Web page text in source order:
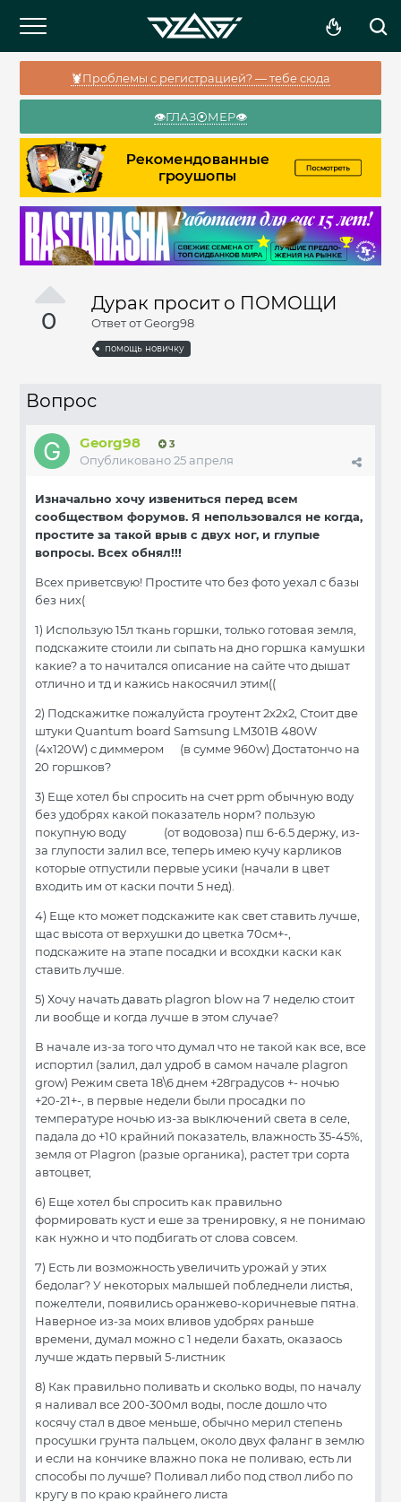
🦞Проблемы с регистрацией? — тебе сюда
👁️ГЛАЗ⦿МЕР👁️
0
Дурак просит о ПОМОЩИ
Ответ отGeorg98
помощь новичку
Вопрос
Georg98 3
Опубликовано25 апреля
Изначально хочу извениться перед всем
сообществом форумов. Я непользовался не когда,
простите за такой врыв с двух ног, и глупые
вопросы. Всех обнял!!!
Всех приветсвую! Простите что без фото уехал с базы
без них(
1) Использую 15л ткань горшки, только готовая земля,
подскажите стоили ли сыпать на дно горшка камушки
какие? а то начитался описание на сайте что дышат
отлично и тд и кажись накосячил этим((
2) Подскажитке пожалуйста гроутент 2х2х2, Стоит две
штуки Quantum board Samsung LM301B 480W
(4x120W) с диммером (в сумме 960w) Достатончо на
20 горшков?
3) Еще хотел бы спросить на счет ppm обычную воду
без удобрях какой показатель норм? пользую
покупную воду (от водовоза) пш 6-6.5 держу, из-
за глупости залил все, теперь имею кучу карликов
которые отпустили первые усики (начали в цвет
входить им от каски почти 5 нед).
4) Еще кто может подскажите как свет ставить лучше,
щас высота от верхушки до цветка 70см+-,
подскажите на этапе посадки и всохдки каски как
ставить лучше.
5) Хочу начать давать plagron blow на 7 неделю стоит
ли вообще и когда лучше в этом случае?
В начале из-за того что думал что не такой как все, все
испортил (залил, дал удроб в самом начале plagron
grow) Режим света 18\6 днем +28градусов +- ночью
+20-21+-, в первые недели были просадки по
температуре ночью из-за выключений света в селе,
падала до +10 крайний показатель, влажность 35-45%,
земля от Plagron (разые органика), растет три сорта
автоцвет,
6) Еще хотел бы спросить как правильно
формировать куст и еше за тренировку, я не понимаю
как нужно и что подбигать от слова совсем.
7) Есть ли возможность увеличить урожай у этих
бедолаг? У некоторых малышей побледнели листья,
пожелтели, появились оранжево-коричневые пятна.
Наверное из-за моих вливов удобрях раньше
времени, думал можно с 1 недели бахать, оказаось
лучше ждать первый 5-листник
8) Как правильно поливать и сколько воды, по началу
я наливал все 200-300мл воды, после дошло что
косячу стал в двое меньше, обычно мерил степень
просушки грунта пальцем, около двух фаланг в землю
и если на кончике влажно пока не поливаю, есть ли
способы по лучше? Поливал либо под ствол либо по
кругу в по краю крайнего листа